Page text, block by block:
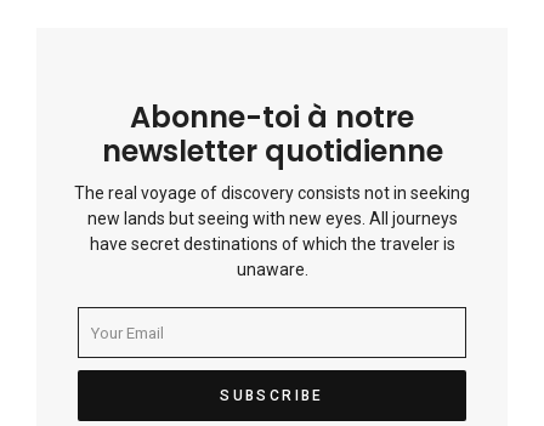
Abonne-toi à notre
newsletter quotidienne
The real voyage of discovery consists not in seeking
new lands but seeing with new eyes. All journeys
have secret destinations of which the traveler is
unaware.